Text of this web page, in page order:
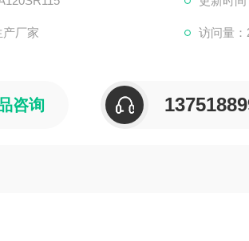
产厂家 访问量：
咨询